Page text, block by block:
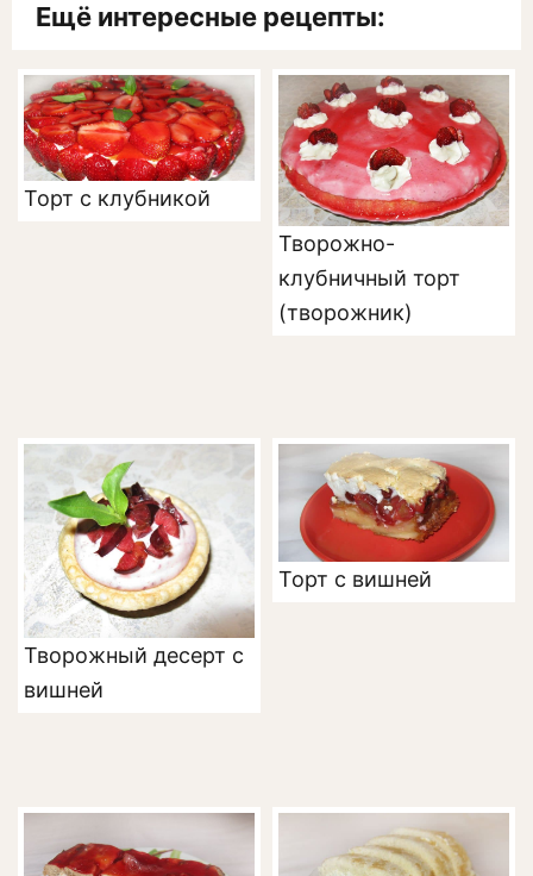
Ещё интересные рецепты:
Торт с клубникой
Творожно-
клубничный торт
(творожник)
Творожный десерт с
вишней
Торт с вишней